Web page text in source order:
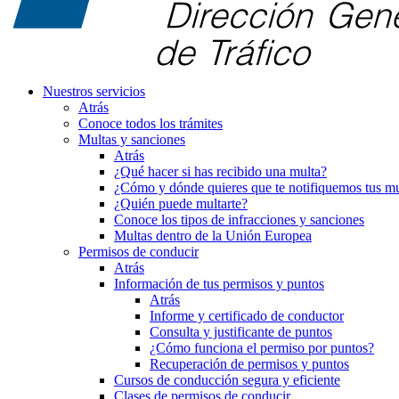
Nuestros servicios
Atrás
Conoce todos los trámites
Multas y sanciones
Atrás
¿Qué hacer si has recibido una multa?
¿Cómo y dónde quieres que te notifiquemos tus
¿Quién puede multarte?
Conoce los tipos de infracciones y sanciones
Multas dentro de la Unión Europea
Permisos de conducir
Atrás
Información de tus permisos y puntos
Atrás
Informe y certificado de conductor
Consulta y justificante de puntos
¿Cómo funciona el permiso por puntos?
Recuperación de permisos y puntos
Cursos de conducción segura y eficiente